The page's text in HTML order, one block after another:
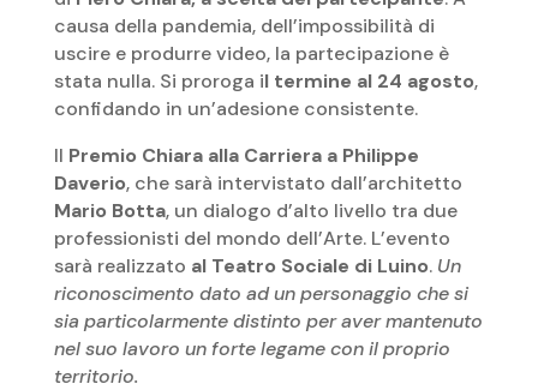
causa della pandemia, dell’impossibilità di
uscire e produrre video, la partecipazione è
stata nulla. Si proroga il termine al 24 agosto,
confidando in un’adesione consistente.
Il Premio Chiara alla Carriera a Philippe
Daverio, che sarà intervistato dall’architetto
Mario Botta, un dialogo d’alto livello tra due
professionisti del mondo dell’Arte. L’evento
sarà realizzato al Teatro Sociale di Luino. Un
riconoscimento dato ad un personaggio che si
sia particolarmente distinto per aver mantenuto
nel suo lavoro un forte legame con il proprio
territorio.